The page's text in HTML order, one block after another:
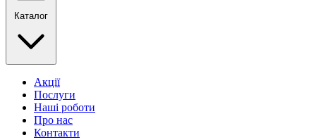
Каталог
Акції
Послуги
Наші роботи
Про нас
Контакти